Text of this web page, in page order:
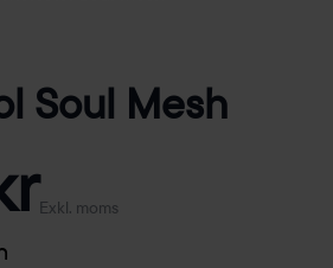
Soul Mesh
Exkl. moms